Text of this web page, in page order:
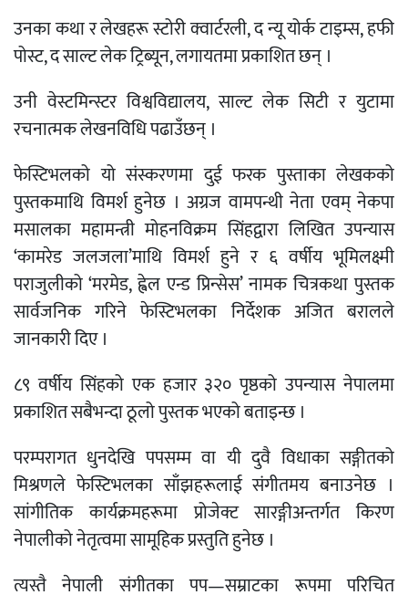
उनका कथा र लेखहरू स्टोरी क्वार्टरली, द न्यू योर्क टाइम्स, हफी
पोस्ट, द साल्ट लेक ट्रिब्यून, लगायतमा प्रकाशित छन् ।
उनी वेस्टमिन्स्टर विश्वविद्यालय, साल्ट लेक सिटी र युटामा
रचनात्मक लेखनविधि पढाउँछन् ।
फेस्टिभलको यो संस्करणमा दुई फरक पुस्ताका लेखकको
पुस्तकमाथि विमर्श हुनेछ । अग्रज वामपन्थी नेता एवम् नेकपा
मसालका महामन्त्री मोहनविक्रम सिंहद्वारा लिखित उपन्यास
‘कामरेड जलजला’माथि विमर्श हुने र ६ वर्षीय भूमिलक्ष्मी
पराजुलीको ‘मरमेड, ह्वेल एन्ड प्रिन्सेस’ नामक चित्रकथा पुस्तक
सार्वजनिक गरिने फेस्टिभलका निर्देशक अजित बरालले
जानकारी दिए ।
८९ वर्षीय सिंहको एक हजार ३२० पृष्ठको उपन्यास नेपालमा
प्रकाशित सबैभन्दा ठूलो पुस्तक भएको बताइन्छ ।
परम्परागत धुनदेखि पपसम्म वा यी दुवै विधाका सङ्गीतको
मिश्रणले फेस्टिभलका साँझहरूलाई संगीतमय बनाउनेछ ।
सांगीतिक कार्यक्रमहरूमा प्रोजेक्ट सारङ्गीअन्तर्गत किरण
नेपालीको नेतृत्वमा सामूहिक प्रस्तुति हुनेछ ।
त्यस्तै नेपाली संगीतका पप—सम्राटका रूपमा परिचित